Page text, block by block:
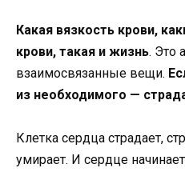
Какая вязкость крови,
крови, такая и жизнь. Это
взаимосвязанные вещи.
из необходимого —
Клетка сердца страдает,
умирает. И сердце